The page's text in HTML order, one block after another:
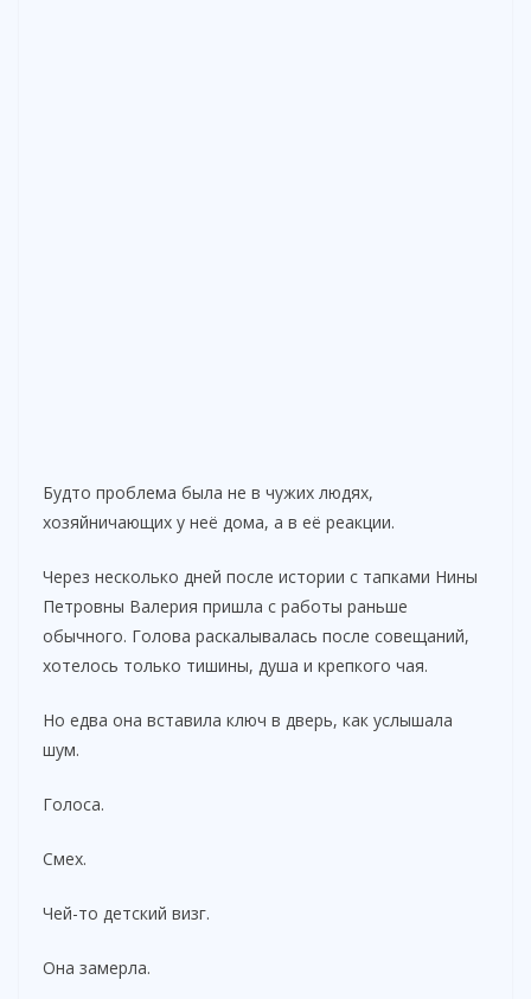
Будто проблема была не в чужих людях,
хозяйничающих у неё дома, а в её реакции.
Через несколько дней после истории с тапками Нины
Петровны Валерия пришла с работы раньше
обычного. Голова раскалывалась после совещаний,
хотелось только тишины, душа и крепкого чая.
Но едва она вставила ключ в дверь, как услышала
шум.
Голоса.
Смех.
Чей-то детский визг.
Она замерла.